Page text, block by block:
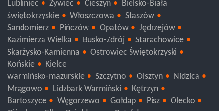
Lubliniec
Żywiec Cieszyn
Bielsko-Biała
świętokrzyskie
Włoszczowa
Staszów
Sandomierz
Pińczów Opatów
Jędrzejów
Kazimierza Wielka
Busko-Zdrój
Starachowice
Skarżysko-Kamienna
Ostrowiec Świętokrzyski
Końskie
Kielce
warmińsko-mazurskie
Szczytno Olsztyn
Nidzica
Mrągowo
Lidzbark Warmiński
Kętrzyn
Bartoszyce
Węgorzewo Gołdap Pisz
Olecko